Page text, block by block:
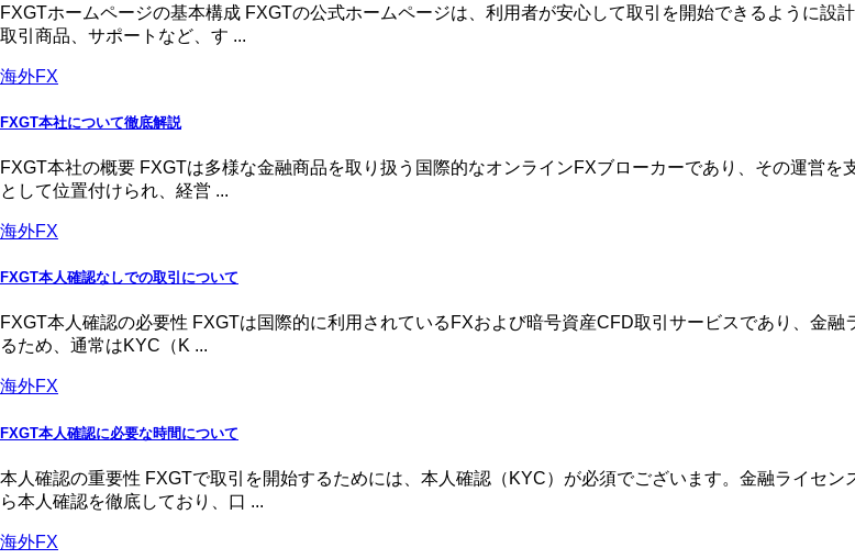
FXGTホームページの基本構成 FXGTの公式ホームページは、利用者が安心して取引を開始できるように設
取引商品、サポートなど、す ...
海外FX
FXGT本社について徹底解説
FXGT本社の概要 FXGTは多様な金融商品を取り扱う国際的なオンラインFXブローカーであり、その運営
として位置付けられ、経営 ...
海外FX
FXGT本人確認なしでの取引について
FXGT本人確認の必要性 FXGTは国際的に利用されているFXおよび暗号資産CFD取引サービスであり、金
るため、通常はKYC（K ...
海外FX
FXGT本人確認に必要な時間について
本人確認の重要性 FXGTで取引を開始するためには、本人確認（KYC）が必須でございます。金融ライセ
ら本人確認を徹底しており、口 ...
海外FX